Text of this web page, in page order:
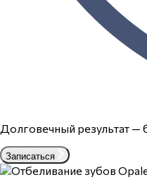
Долговечный результат —
Записаться